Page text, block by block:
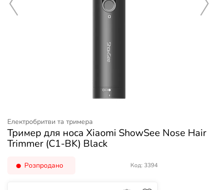
Електробритви та тримера
Тример для носа Xiaomi ShowSee Nose Hair
Trimmer (C1-BK) Black
Розпродано Код: 3394